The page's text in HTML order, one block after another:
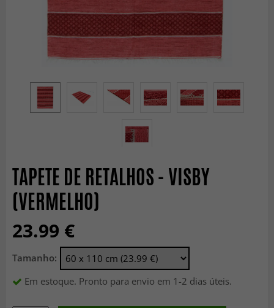
TAPETE DE RETALHOS - VISBY
(VERMELHO)
23.99 €
Tamanho:
Em estoque. Pronto para envio em 1-2 dias úteis.